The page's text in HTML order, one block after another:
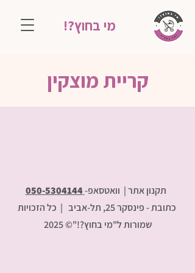
מי בחוץ?!
קריית מוצקין
תקנון אתר | וואטסאפ-050-5304144
כתובת - פינסקר 25, תל-אביב
| כל הזכויות
שמורות ל"מי בחוץ?!"© 2025